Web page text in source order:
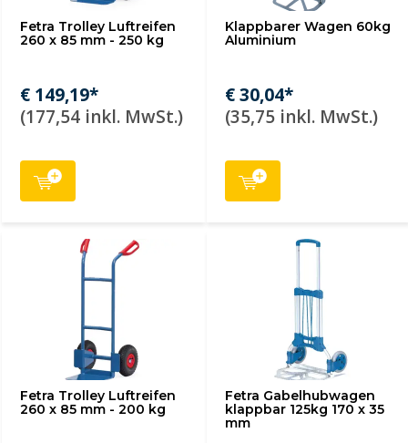
Fetra Trolley Luftreifen
260 x 85 mm - 250 kg
€ 149,19*
(177,54 inkl. MwSt.)
Klappbarer Wagen 60kg
Aluminium
€ 30,04*
(35,75 inkl. MwSt.)
Fetra Trolley Luftreifen
260 x 85 mm - 200 kg
Fetra Gabelhubwagen
klappbar 125kg 170 x 35
mm